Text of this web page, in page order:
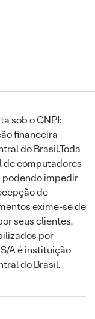
sob o CNPJ:
financeira
do Brasil.Toda
de computadores
podendo impedir
de
exime-se de
seus clientes,
por
A é instituição
do Brasil.